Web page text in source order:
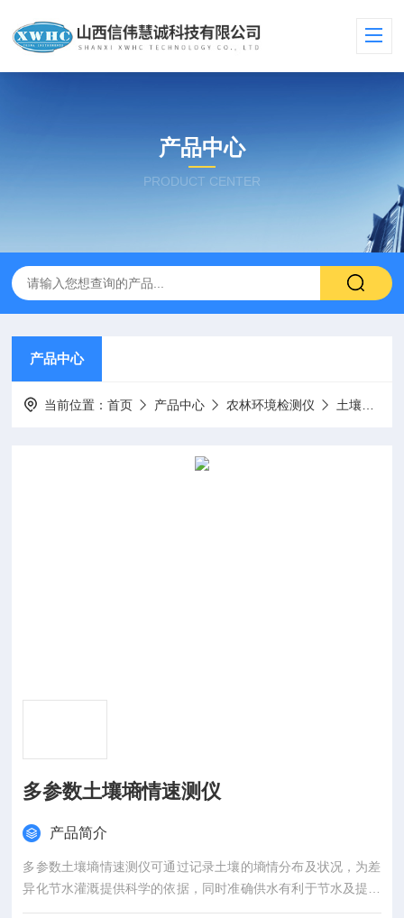
产品中心
PRODUCT CENTER
产品中心
当前位置：首页 产品中心 农林环境检测仪 土壤检测分析仪
多参数土壤墒情速测仪
产品简介
多参数土壤墒情速测仪可通过记录土壤的墒情分布及状况，为差
异化节水灌溉提供科学的依据，同时准确供水有利于节水及提作
物的产量和品质。